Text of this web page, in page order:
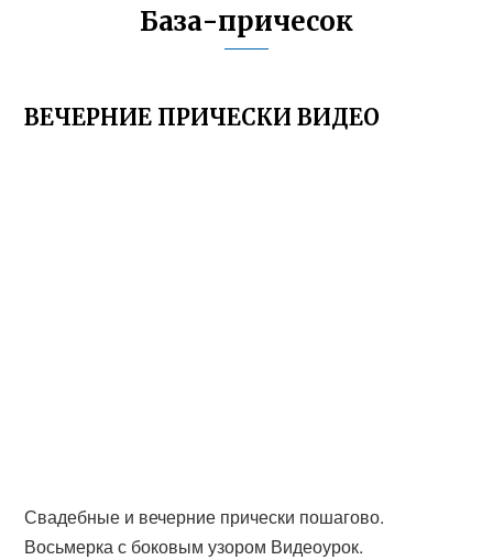
База-причесок
ВЕЧЕРНИЕ ПРИЧЕСКИ ВИДЕО
Свадебные и вечерние прически пошагово.
Восьмерка с боковым узором Видеоурок.